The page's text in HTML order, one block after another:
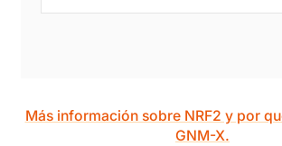
Más información sobre NRF2 y por
GNM-X.